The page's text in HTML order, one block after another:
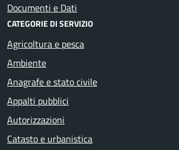
Documenti e Dati
CATEGORIE DI SERVIZIO
Agricoltura e pesca
Ambiente
Anagrafe e stato civile
Appalti pubblici
Autorizzazioni
Catasto e urbanistica